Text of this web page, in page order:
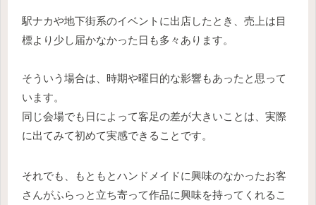
駅ナカや地下街系のイベントに出店したとき、売上は目
標より少し届かなかった日も多々あります。
そういう場合は、時期や曜日的な影響もあったと思って
います。
同じ会場でも日によって客足の差が大きいことは、実際
に出てみて初めて実感できることです。
それでも、もともとハンドメイドに興味のなかったお客
さんがふらっと立ち寄って作品に興味を持ってくれるこ